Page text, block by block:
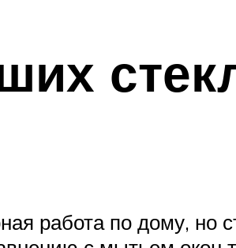
работа по дому, но